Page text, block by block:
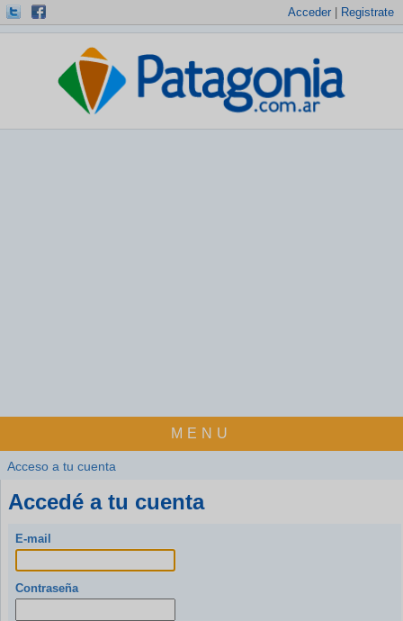
Acceder Registrate
MENU
Acceso a tu cuenta
Accedé a tu cuenta
E-mail
Contraseña